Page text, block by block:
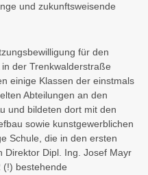
und zukunftsweisende
für den
der Trenkwalderstraße
einige Klassen der einstmals
Abteilungen an den
und bildeten dort mit den
sowie kunstgewerblichen
Schule, die in den ersten
Direktor Dipl. Ing. Josef Mayr
(!) bestehende